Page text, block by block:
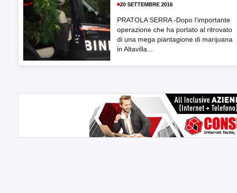
20 SETTEMBRE 2016
PRATOLA SERRA -Dopo l’importante
operazione che ha portato al ritrovato
di una mega piantagione di marijuana
in Altavilla...